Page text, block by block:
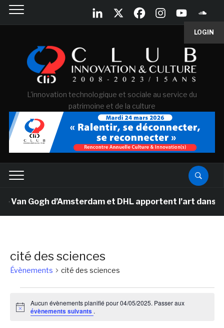
LOGIN
L'innovation technologique et sociale au service du
patrimoine et de la culture
Van Gogh d’Amsterdam et DHL apportent l’art dans
cité des sciences
Évènements cité des sciences
for
Notice
Aucun évènements planifié pour 04/05/2025. Passer aux
évènements suivants .